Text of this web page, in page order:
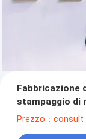
Fabbricazione
stampaggio di
Prezzo：consult